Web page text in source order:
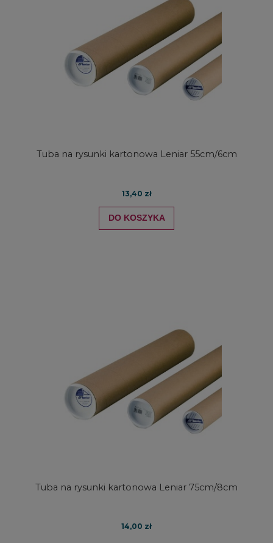
Tuba na rysunki kartonowa Leniar 55cm/6cm
13,40 zł
DO KOSZYKA
Tuba na rysunki kartonowa Leniar 75cm/8cm
14,00 zł